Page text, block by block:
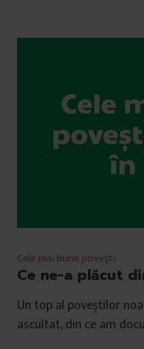
Cele mai bune povești
Ce ne-a plăcut
Un top al poveștilor
ascultat, din ce am